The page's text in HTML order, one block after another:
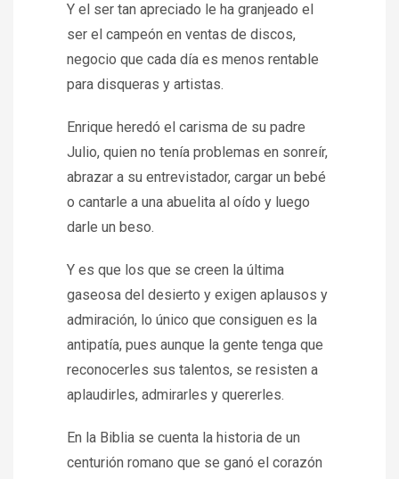
Y el ser tan apreciado le ha granjeado el
ser el campeón en ventas de discos,
negocio que cada día es menos rentable
para disqueras y artistas.
Enrique heredó el carisma de su padre
Julio, quien no tenía problemas en sonreír,
abrazar a su entrevistador, cargar un bebé
o cantarle a una abuelita al oído y luego
darle un beso.
Y es que los que se creen la última
gaseosa del desierto y exigen aplausos y
admiración, lo único que consiguen es la
antipatía, pues aunque la gente tenga que
reconocerles sus talentos, se resisten a
aplaudirles, admirarles y quererles.
En la Biblia se cuenta la historia de un
centurión romano que se ganó el corazón